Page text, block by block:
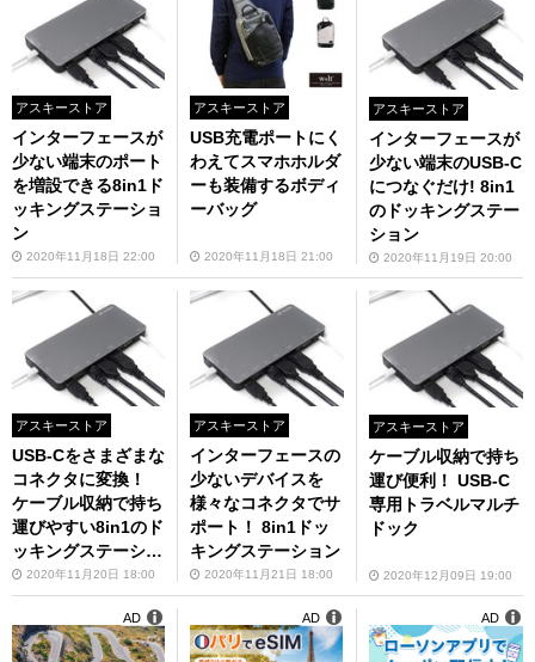
アスキーストア
インターフェースが
少ない端末のポート
を増設できる8in1ド
ッキングステーショ
ン
2020年11月18日 22:00
アスキーストア
USB充電ポートにく
わえてスマホホルダ
ーも装備するボディ
ーバッグ
2020年11月18日 21:00
アスキーストア
インターフェースが
少ない端末のUSB-C
につなぐだけ! 8in1
のドッキングステー
ション
2020年11月19日 20:00
アスキーストア
USB-Cをさまざまな
コネクタに変換！
ケーブル収納で持ち
運びやすい8in1のド
ッキングステーショ
ン2020年11月20日 18:00
アスキーストア
インターフェースの
少ないデバイスを
様々なコネクタでサ
ポート！ 8in1ドッ
キングステーション
2020年11月21日 18:00
アスキーストア
ケーブル収納で持ち
運び便利！ USB-C
専用トラベルマルチ
ドック
2020年12月09日 19:00
AD AD AD